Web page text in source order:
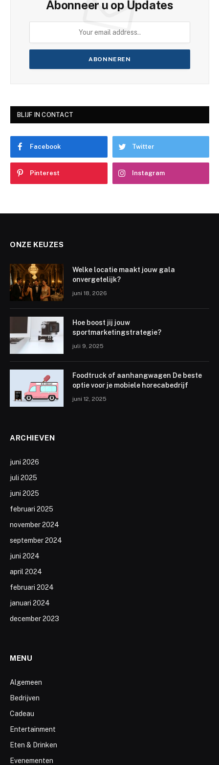
Abonneer u op Updates
BLIJF IN CONTACT
Facebook Twitter
Pinterest Instagram
ONZE KEUZES
Welke locatie maakt jouw gala
onvergetelijk?
juni 18, 2026
Hoe boost jij jouw
sportmarketingstrategie?
juli 9, 2025
Foodtruck of aanhangwagen De beste
optie voor je mobiele horecabedrijf
juni 12, 2025
ARCHIEVEN
juni 2026
juli 2025
juni 2025
februari 2025
november 2024
september 2024
juni 2024
april 2024
februari 2024
januari 2024
december 2023
MENU
Algemeen
Bedrijven
Cadeau
Entertainment
Eten & Drinken
Evenementen